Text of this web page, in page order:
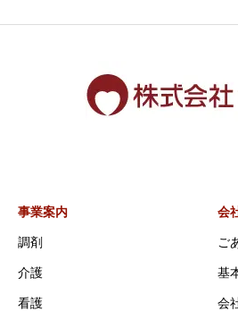
事業案内
調剤
介護
看護
会
ご
基
会